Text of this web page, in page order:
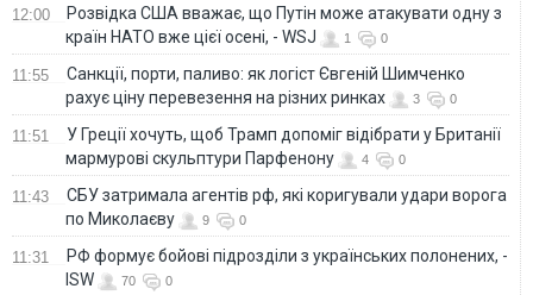
12:00
Розвідка США вважає, що Путін може атакувати одну з
країн НАТО вже цієї осені, - WSJ
1 0
11:55
Санкції, порти, паливо: як логіст Євгеній Шимченко
рахує ціну перевезення на різних ринках
3 0
11:51
У Греції хочуть, щоб Трамп допоміг відібрати у Британії
мармурові скульптури Парфенону
4 0
11:43
СБУ затримала агентів рф, які коригували удари ворога
по Миколаєву
9 0
11:31
РФ формує бойові підрозділи з українських полонених, -
ISW
70 0